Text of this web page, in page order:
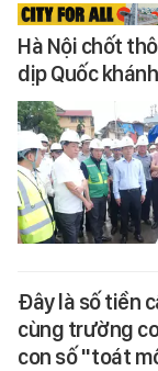
Hà Nội chốt
dịp Quốc
Đây là số tiền
cùng trường
con số "toát